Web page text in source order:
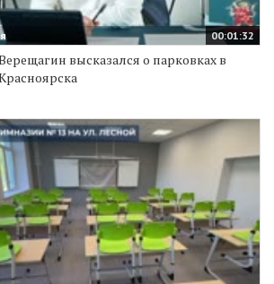
00:01:32
высказался о парковках в